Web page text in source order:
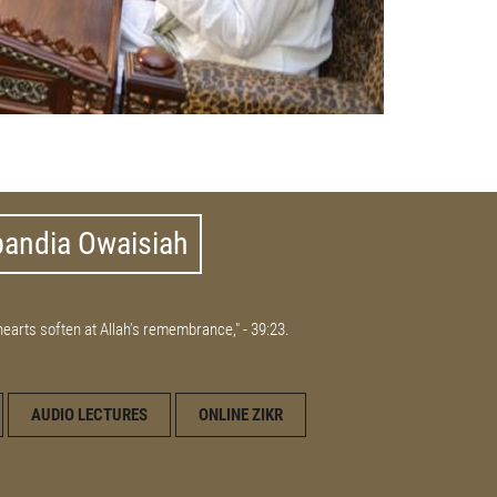
Owaisiah
soften at Allah's remembrance," - 39:23.
AUDIO LECTURES ONLINE ZIKR